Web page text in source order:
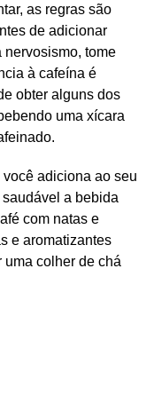
as regras são
de adicionar
nervosismo, tome
à cafeína é
obter alguns dos
uma xícara
adiciona ao seu
a bebida
com natas e
e aromatizantes
uma colher de chá